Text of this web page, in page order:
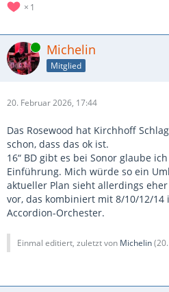
1
Online Michelin
Mitglied
20. Februar 2026, 17:44
Das Rosewood hat Kirchhoff
schon, dass das ok ist.
16“ BD gibt es bei Sonor glaube
Einführung. Mich würde so ein
aktueller Plan sieht allerdings
vor, das kombiniert mit 8/10/12/14
Accordion-Orchester.
Einmal editiert, zuletzt von Michelin(